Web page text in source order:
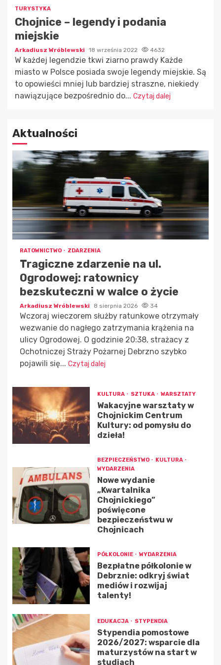
TURYSTYKA
Chojnice – legendy i podania
miejskie
Arkadiusz Wróblewski 18 września 2022 4632
W każdej legendzie tkwi ziarno prawdy Każde
miasto w Polsce posiada swoje legendy miejskie. Są
to opowieści mniej lub bardziej straszne, niekiedy
nawiązujące bezpośrednio do... Czytaj dalej
Aktualności
RATOWNICTWO ZDARZENIA
Tragiczne zdarzenie na ul.
Ogrodowej: ratownicy
bezskuteczni w walce o życie
Arkadiusz Wróblewski 8 sierpnia 2026 34
Wczoraj wieczorem służby ratunkowe otrzymały
wezwanie do nagłego zatrzymania krążenia na
ulicy Ogrodowej. O godzinie 20:38, strażacy z
Ochotniczej Straży Pożarnej Debrzno szybko
pojawili się... Czytaj dalej
KULTURA SZTUKA WARSZTATY
Wakacyjne warsztaty w
Chojnickim Centrum
Kultury: od pomysłu do
dzieła!
BEZPIECZEŃSTWO
KULTURA
WYDARZENIA
Nowe wydanie
„Kwartalnika
Chojnickiego”
poświęcone
bezpieczeństwu w
Chojnicach
PÓŁKOLONIE WYDARZENIA
Bezpłatne półkolonie w
Debrznie: odkryj świat
mediów i rozwijaj
talenty!
EDUKACJA STYPENDIA
Stypendia pomostowe
2026/2027: wsparcie dla
maturzystów na start w
studiach